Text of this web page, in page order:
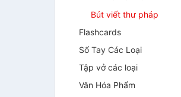
Bút viết thư pháp
Flashcards
Sổ Tay Các Loại
Tập vở các loại
Văn Hóa Phẩm